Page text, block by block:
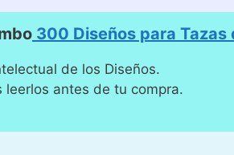
300 Diseños para Tazas
de los Diseños.
leerlos antes de tu compra.